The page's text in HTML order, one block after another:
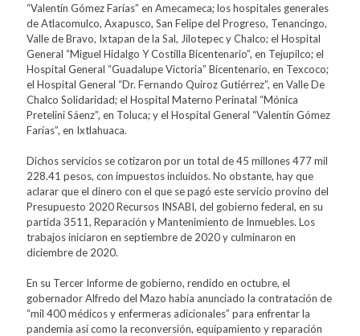
“Valentín Gómez Farías” en Amecameca; los hospitales generales
de Atlacomulco, Axapusco, San Felipe del Progreso, Tenancingo,
Valle de Bravo, Ixtapan de la Sal, Jilotepec y Chalco; el Hospital
General “Miguel Hidalgo Y Costilla Bicentenario”, en Tejupilco; el
Hospital General “Guadalupe Victoria” Bicentenario, en Texcoco;
el Hospital General “Dr. Fernando Quiroz Gutiérrez”, en Valle De
Chalco Solidaridad; el Hospital Materno Perinatal “Mónica
Pretelini Sáenz”, en Toluca; y el Hospital General “Valentín Gómez
Farías”, en Ixtlahuaca.
Dichos servicios se cotizaron por un total de 45 millones 477 mil
228.41 pesos, con impuestos incluidos. No obstante, hay que
aclarar que el dinero con el que se pagó este servicio provino del
Presupuesto 2020 Recursos INSABI, del gobierno federal, en su
partida 3511, Reparación y Mantenimiento de Inmuebles. Los
trabajos iniciaron en septiembre de 2020 y culminaron en
diciembre de 2020.
En su Tercer Informe de gobierno, rendido en octubre, el
gobernador Alfredo del Mazo había anunciado la contratación de
“mil 400 médicos y enfermeras adicionales” para enfrentar la
pandemia así como la reconversión, equipamiento y reparación